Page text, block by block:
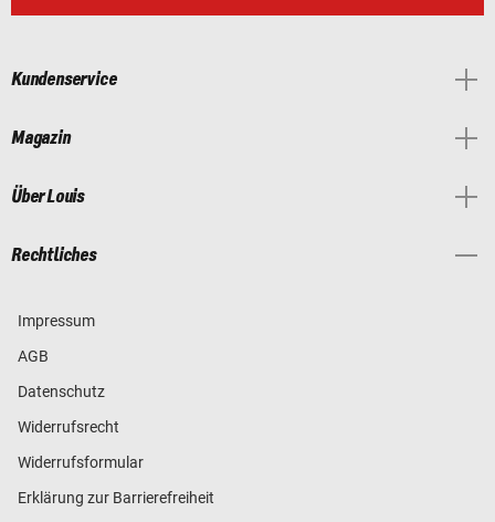
Kundenservice
Magazin
Über Louis
Rechtliches
Impressum
AGB
Datenschutz
Widerrufsrecht
Widerrufsformular
Erklärung zur Barrierefreiheit